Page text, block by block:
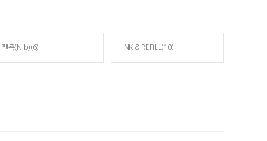
펜촉(Nib)(6) INK & REFILL(10)